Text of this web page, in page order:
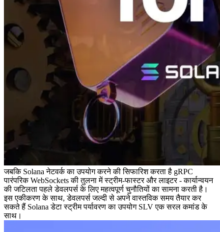
जबकि Solana नेटवर्क का उपयोग करने की सिफारिश करता है gRPC
पारंपरिक WebSockets की तुलना में स्ट्रीम-फास्टर और लाइटर - कार्यान्वयन
की जटिलता पहले डेवलपर्स के लिए महत्वपूर्ण चुनौतियों का सामना करती है।
इस एकीकरण के साथ, डेवलपर्स जल्दी से अपने वास्तविक समय तैयार कर
सकते हैं Solana डेटा स्ट्रीम पर्यावरण का उपयोग SLV एक सरल कमांड के
साथ।